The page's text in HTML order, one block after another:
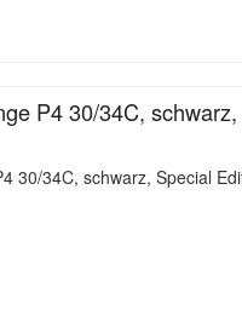
P4 30/34C,
30/34C, schwarz, Special